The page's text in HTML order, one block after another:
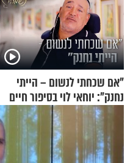
"אם שכחתי לנשום – הייתי
נחנק": יוחאי לוי בסיפור חיים
מעורר השראה